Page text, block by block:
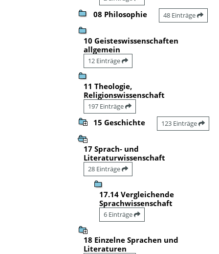
08 Philosophie 48 Einträge
10 Geisteswissenschaften
allgemein
12 Einträge
11 Theologie,
Religionswissenschaft
197 Einträge
15 Geschichte 123 Einträge
17 Sprach- und
Literaturwissenschaft
28 Einträge
17.14 Vergleichende
Sprachwissenschaft
6 Einträge
18 Einzelne Sprachen und
Literaturen